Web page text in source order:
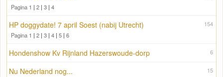
Pagina 1 | 2 | 3 | 4
154
HP doggydate! 7 april Soest (nabij Utrecht)
Pagina 1 | 2 | 3 | 4 | 5 | 6
6
Hondenshow Kv Rijnland Hazerswoude-dorp
15
Nu Nederland nog...